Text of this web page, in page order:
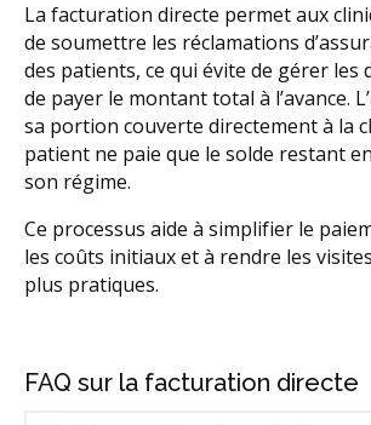
La facturation directe permet aux
de soumettre les réclamations
des patients, ce qui évite de gérer les
de payer le montant total à l’avance.
sa portion couverte directement à la
patient ne paie que le solde restant
son régime.
Ce processus aide à simplifier le
les coûts initiaux et à rendre les
plus pratiques.
FAQ sur la facturation directe